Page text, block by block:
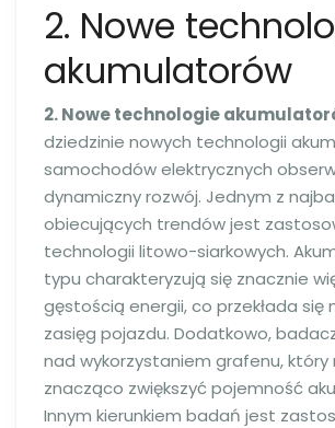
2. Nowe
akumulatorów
2. Nowe technologie
dziedzinie nowych technologii
samochodów elektrycznych
dynamiczny rozwój. Jednym z
obiecujących trendów jest
technologii litowo-siarkowych.
typu charakteryzują się znacznie
gęstością energii, co przekłada się
zasięg pojazdu. Dodatkowo,
nad wykorzystaniem grafenu, który
znacząco zwiększyć pojemność
Innym kierunkiem badań jest